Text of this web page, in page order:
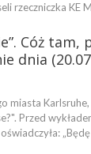
rzeczniczka KE
Cóż tam,
dnia
miasta
Przed